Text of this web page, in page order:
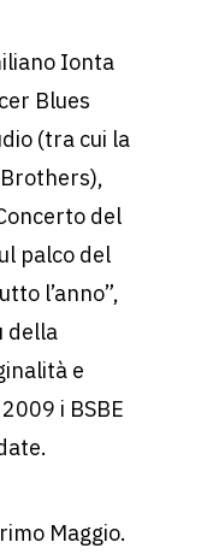
Ionta
Blues
(tra cui la
del
palco del
l’anno”,
della
e
i BSBE
Maggio.